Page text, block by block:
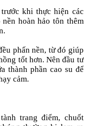
khi thực hiện các
hoàn hảo tôn thêm
phấn nền, từ đó giúp
tốt hơn. Nên đầu tư
thành phần cao su để
cảm.
trang điểm, chuốt